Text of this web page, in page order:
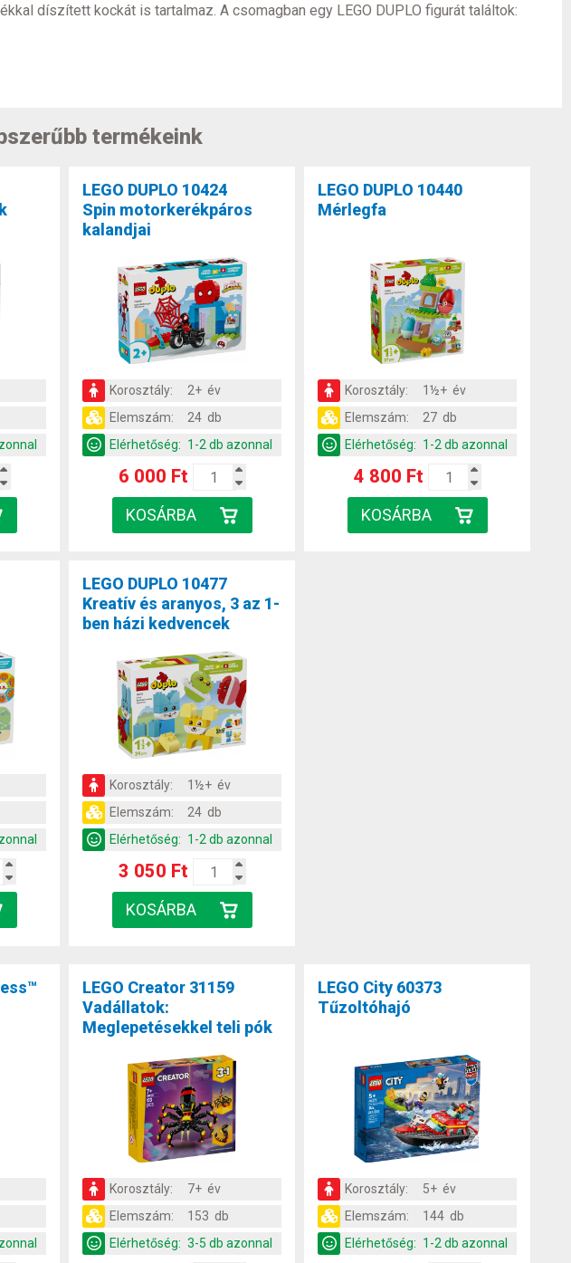
díszített kockát is tartalmaz. A csomagban egy LEGO DUPLO figurát találtok:
termékeink
LEGO DUPLO 10424
Spin motorkerékpáros
kalandjai
Korosztály:
2+ év
Elemszám:
24 db
Elérhetőség: 1-2 db azonnal
6 000 Ft
LEGO DUPLO 10440
Mérlegfa
Korosztály:
1½+ év
Elemszám:
27 db
Elérhetőség: 1-2 db azonnal
4 800 Ft
LEGO DUPLO 10477
Kreatív és aranyos, 3 az 1-
ben házi kedvencek
Korosztály:
1½+ év
Elemszám:
24 db
Elérhetőség: 1-2 db azonnal
3 050 Ft
LEGO Creator 31159
Vadállatok:
Meglepetésekkel teli pók
Korosztály:
7+ év
Elemszám:
153 db
Elérhetőség: 3-5 db azonnal
LEGO City 60373
Tűzoltóhajó
Korosztály:
5+ év
Elemszám:
144 db
Elérhetőség: 1-2 db azonnal